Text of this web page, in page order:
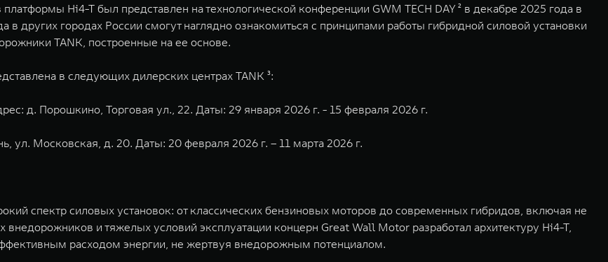
Hi4-T был представлен на технологической конференции GWM TECH DAY ² в декабре 2025 года в
других городах России смогут наглядно ознакомиться с принципами работы гибридной силовой установки
TANK, построенные на ее основе.
в следующих дилерских центрах TANK ³:
д. Порошкино, Торговая ул., 22. Даты: 29 января 2026 г. - 15 февраля 2026 г.
ул. Московская, д. 20. Даты: 20 февраля 2026 г. – 11 марта 2026 г.
спектр силовых установок: от классических бензиновых моторов до современных гибридов, включая не
и тяжелых условий эксплуатации концерн Great Wall Motor разработал архитектуру Hi4-T,
расходом энергии, не жертвуя внедорожным потенциалом.